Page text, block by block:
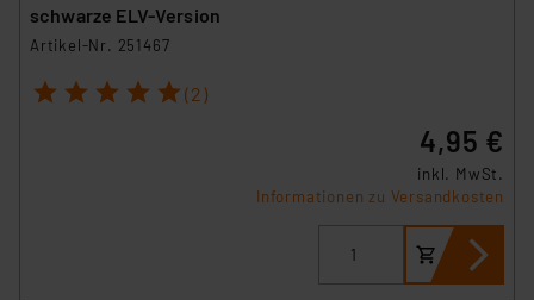
schwarze ELV-Version
Artikel-Nr. 251467
1 2 3 4 5 (2)
4,95 €
inkl. MwSt.
Informationen zu Versandkosten